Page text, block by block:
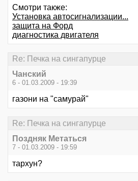
Смотри также:
Установка автосигнализации...
защита на Форд
диагностика двигателя
Re: Печка на сингапурце
Чанский
6 - 01.03.2009 - 19:39
газони на "самурай"
Re: Печка на сингапурце
Поздняк Метаться
7 - 01.03.2009 - 19:59
тархун?